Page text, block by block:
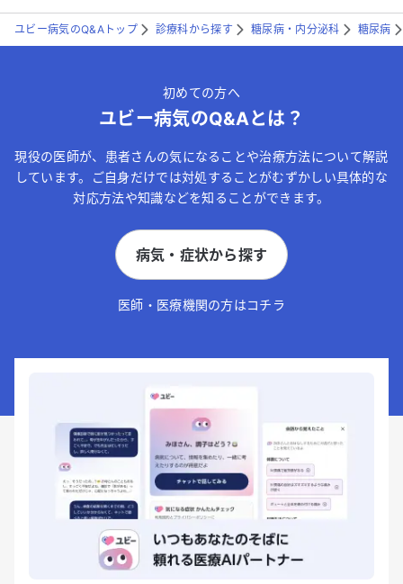
ユビー病気のQ&Aトップ 診療科から探す 糖尿病・内分泌科 糖尿病
初めての方へ
ユビー病気のQ&Aとは？
現役の医師が、患者さんの気になることや治療方法について解説
しています。ご自身だけでは対処することがむずかしい具体的な
対応方法や知識などを知ることができます。
病気・症状から探す
医師・医療機関の方はコチラ